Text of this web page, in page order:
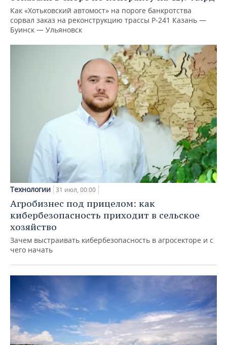
Как «Хотьковский автомост» на пороге банкротства
сорвал заказ на реконструкцию трассы Р‑241 Казань —
Буинск — Ульяновск
Технологии 31 июл, 00:00
Агробизнес под прицелом: как
кибербезопасность приходит в сельское
хозяйство
Зачем выстраивать кибербезопасность в агросекторе и с
чего начать